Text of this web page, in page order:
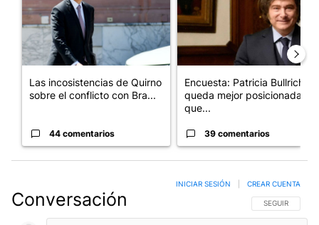
Las incosistencias de Quirno
sobre el conflicto con Bra...
44 comentarios
Encuesta: Patricia Bullrich
queda mejor posicionada
que...
39 comentarios
Conversación SIGA ESTA
SEGUIR
INICIAR SESIÓN CREAR CUENTA